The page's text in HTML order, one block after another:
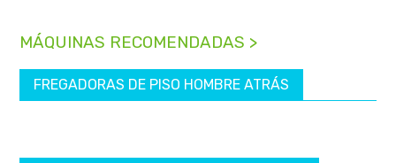
MÁQUINAS RECOMENDADAS >
FREGADORAS DE PISO HOMBRE ATRÁS